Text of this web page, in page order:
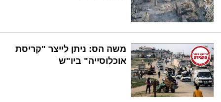
משה הס: ניתן לייצר "קריסת
אוכלוסייה" ביו"ש